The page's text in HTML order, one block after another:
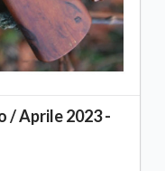
/ Aprile 2023 -